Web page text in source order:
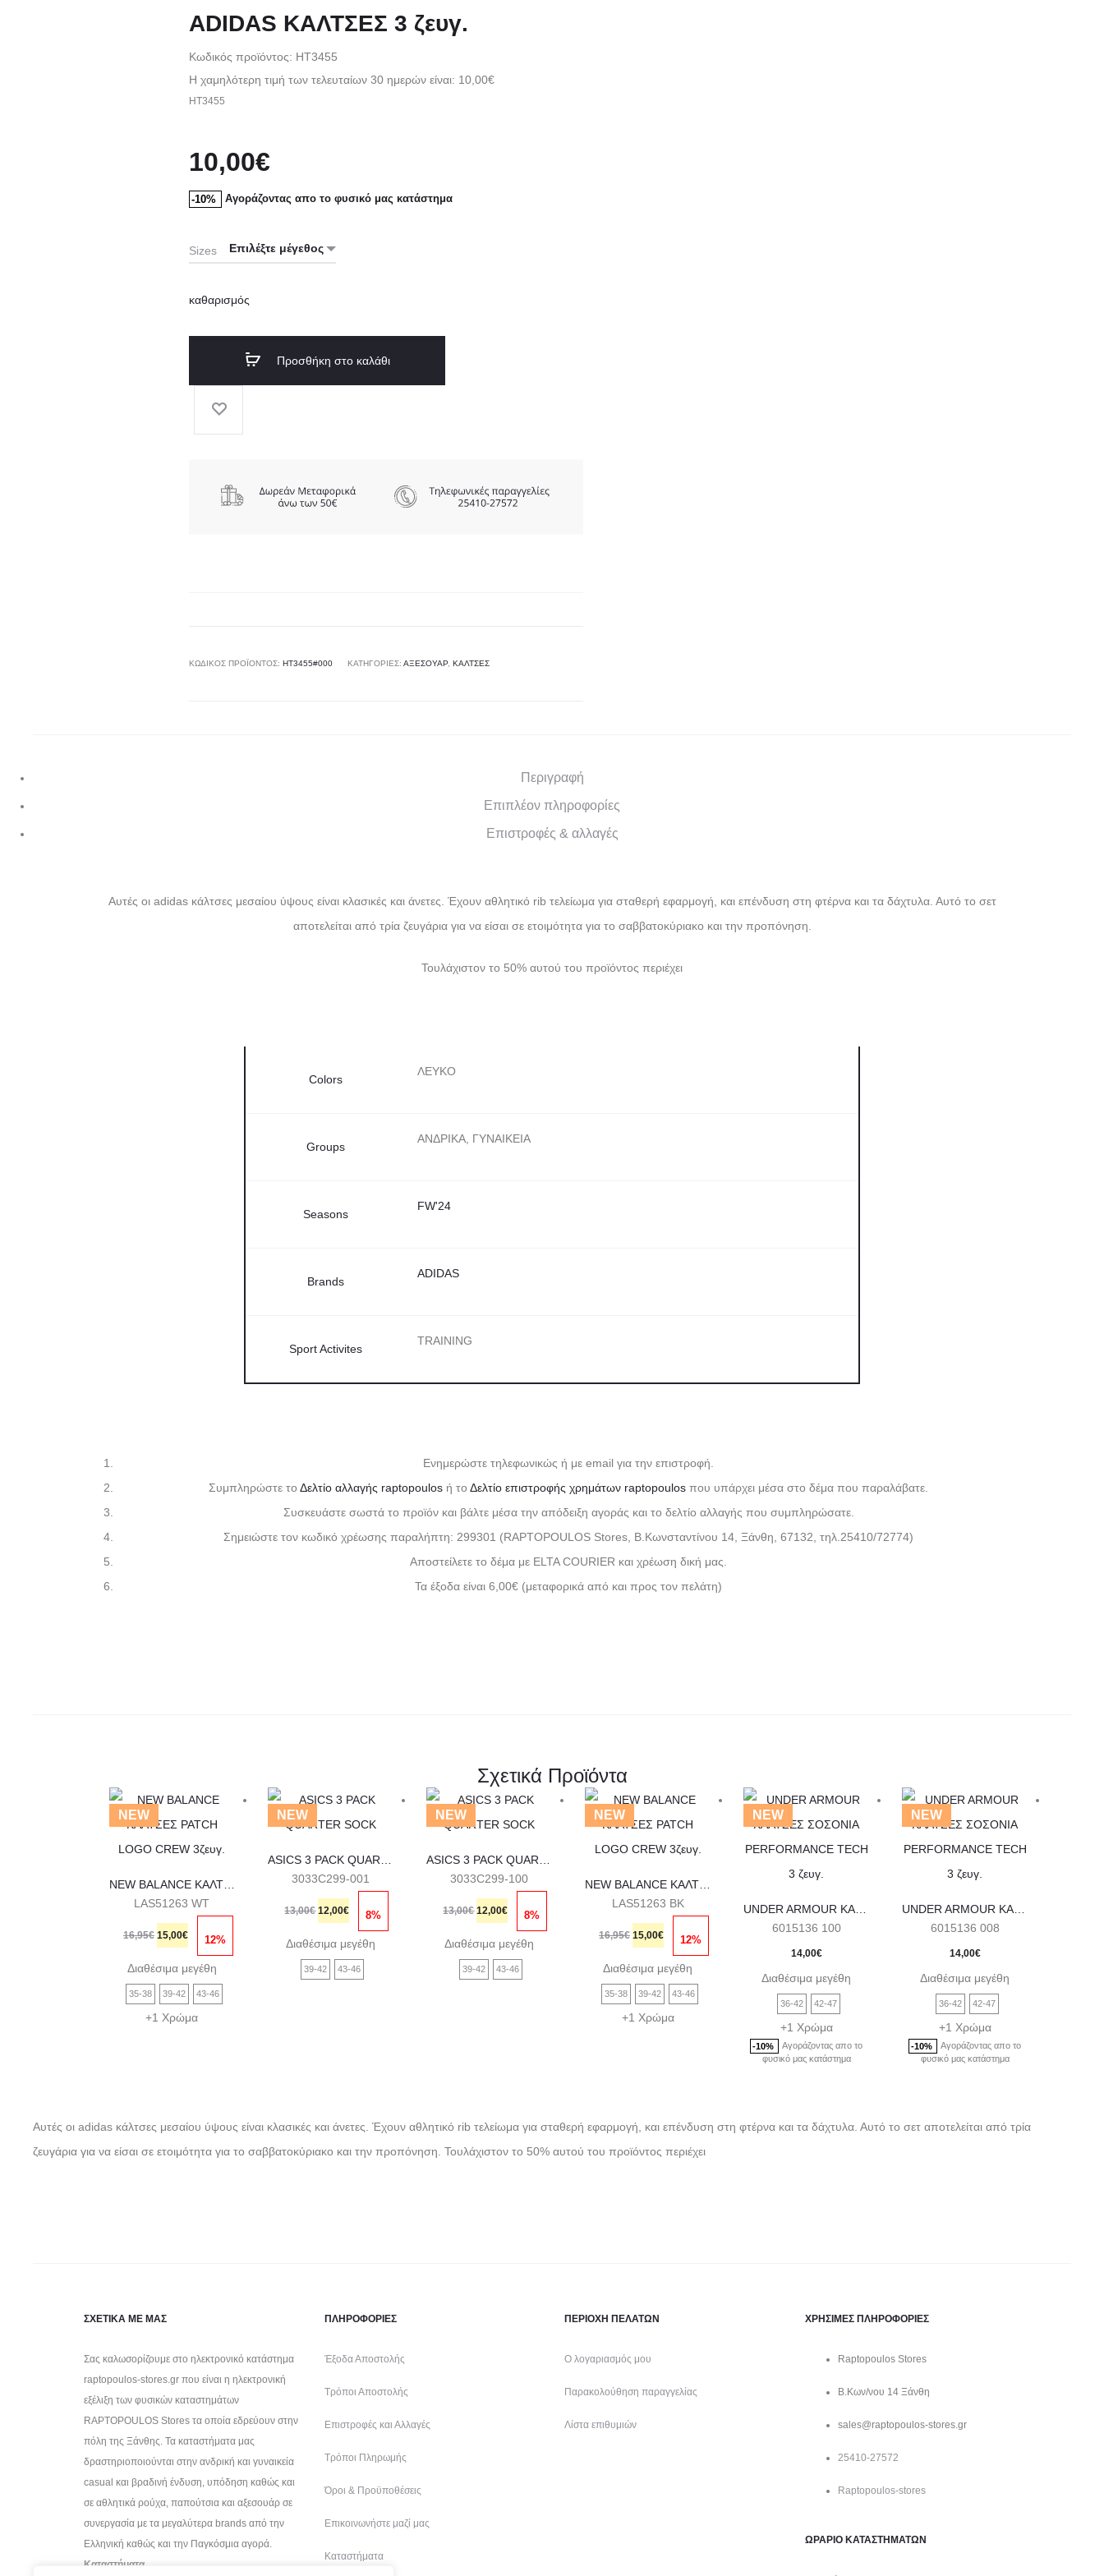
ADIDAS ΚΑΛΤΣΕΣ 3 ζευγ.
Κωδικός προϊόντος: HT3455
Η χαμηλότερη τιμή των τελευταίων 30 ημερών είναι: 10,00€
HT3455
10,00€
-10% Αγοράζοντας απο το φυσικό μας κατάστημα
Sizes
καθαρισμός
Προσθήκη στο καλάθι
ΚΩΔΙΚΌΣ ΠΡΟΪΌΝΤΟΣ: HT3455#000 ΚΑΤΗΓΟΡΊΕΣ: ΑΞΕΣΟΥΑΡ ΚΑΛΤΣΕΣ
Περιγραφή
Επιπλέον πληροφορίες
Επιστροφές & αλλαγές
Αυτές οι adidas κάλτσες μεσαίου ύψους είναι κλασικές και άνετες. Έχουν αθλητικό rib τελείωμα για σταθερή εφαρμογή, και επένδυση στη φτέρνα και τα δάχτυλα. Αυτό το σετ
αποτελείται από τρία ζευγάρια για να είσαι σε ετοιμότητα για το σαββατοκύριακο και την προπόνηση.
Τουλάχιστον το 50% αυτού του προϊόντος περιέχει
Colors
ΛΕΥΚΟ
Groups
ΑΝΔΡΙΚΑ, ΓΥΝΑΙΚΕΙΑ
Seasons
FW'24
Brands
ADIDAS
Sport Activites
TRAINING
Ενημερώστε τηλεφωνικώς ή με email για την επιστροφή.
Συμπληρώστε το Δελτίο αλλαγής raptopoulos ή το Δελτίο επιστροφής χρημάτων raptopoulos που υπάρχει μέσα στο δέμα που παραλάβατε.
Συσκευάστε σωστά το προϊόν και βάλτε μέσα την απόδειξη αγοράς και το δελτίο αλλαγής που συμπληρώσατε.
Σημειώστε τον κωδικό χρέωσης παραλήπτη: 299301 (RAPTOPOULOS Stores, Β.Κωνσταντίνου 14, Ξάνθη, 67132, τηλ.25410/72774)
Αποστείλετε το δέμα με ELTA COURIER και χρέωση δική μας.
Τα έξοδα είναι 6,00€ (μεταφορικά από και προς τον πελάτη)
Σχετικά Προϊόντα
NEW
Αυτό
το
προϊόν
έχει
πολλαπλές
παραλλαγές.
μπορούν
του
προϊόντος
NEW BALANCE ΚΑΛΤΣΕΣ PATCH LOGO CREW 3ζευγ.
LAS51263 WT
16,95€
was:
16,95€.
15,00€
τιμή
είναι:
15,00€.
12%
Διαθέσιμα μεγέθη
35-38 39-42 43-46
+1 Χρώμα
NEW
Αυτό
το
προϊόν
έχει
πολλαπλές
παραλλαγές.
επιλογές
του
προϊόντος
3033C299-001
13,00€
was:
13,00€.
12,00€
τιμή
είναι:
8%
Διαθέσιμα μεγέθη
39-42 43-46
NEW
Αυτό
το
προϊόν
έχει
πολλαπλές
παραλλαγές.
επιλογές
του
προϊόντος
3033C299-100
13,00€
was:
13,00€.
12,00€
τιμή
είναι:
8%
Διαθέσιμα μεγέθη
39-42 43-46
NEW
Αυτό
το
προϊόν
έχει
πολλαπλές
παραλλαγές.
μπορούν
του
προϊόντος
LAS51263 BK
16,95€
was:
16,95€.
15,00€
τιμή
είναι:
15,00€.
12%
Διαθέσιμα μεγέθη
35-38 39-42 43-46
+1 Χρώμα
NEW
Αυτό
το
προϊόν
έχει
πολλαπλές
παραλλαγές.
Οι
επιλογές
μπορούν
να
επιλεγούν
του
6015136 100
14,00€
Διαθέσιμα μεγέθη
36-42 42-47
+1 Χρώμα
-10%
Αγοράζοντας απο το
φυσικό μας κατάστημα
NEW
Αυτό
το
προϊόν
έχει
πολλαπλές
παραλλαγές.
Οι
επιλογές
μπορούν
να
επιλεγούν
του
6015136 008
14,00€
Διαθέσιμα μεγέθη
36-42 42-47
+1 Χρώμα
-10%
Αγοράζοντας απο το
φυσικό μας κατάστημα
Αυτές οι adidas κάλτσες μεσαίου ύψους είναι κλασικές και άνετες. Έχουν αθλητικό rib τελείωμα για σταθερή εφαρμογή, και επένδυση στη φτέρνα και τα δάχτυλα. Αυτό το σετ αποτελείται από τρία
ζευγάρια για να είσαι σε ετοιμότητα για το σαββατοκύριακο και την προπόνηση. Τουλάχιστον το 50% αυτού του προϊόντος περιέχει
ΣΧΕΤΙΚΑ ΜΕ ΜΑΣ
Σας καλωσορίζουμε στο ηλεκτρονικό κατάστημα
raptopoulos-stores.gr που είναι η ηλεκτρονική
εξέλιξη των φυσικών καταστημάτων
RAPTOPOULOS Stores τα οποία εδρεύουν στην
πόλη της Ξάνθης. Τα καταστήματα μας
δραστηριοποιούνται στην ανδρική και γυναικεία
casual και βραδινή ένδυση, υπόδηση καθώς και
σε αθλητικά ρούχα, παπούτσια και αξεσουάρ σε
συνεργασία με τα μεγαλύτερα brands από την
Ελληνική καθώς και την Παγκόσμια αγορά.
Καταστήματα
ΠΛΗΡΟΦΟΡΙΕΣ
Έξοδα Αποστολής
Τρόποι Αποστολής
Επιστροφές και Αλλαγές
Τρόποι Πληρωμής
Όροι & Προϋποθέσεις
Επικοινωνήστε μαζί μας
Καταστήματα
ΠΕΡΙΟΧΗ ΠΕΛΑΤΩΝ
Ο λογαριασμός μου
Παρακολούθηση παραγγελίας
Λίστα επιθυμιών
ΧΡΗΣΙΜΕΣ ΠΛΗΡΟΦΟΡΙΕΣ
Raptopoulos Stores
Β.Κων/νου 14 Ξάνθη
sales@raptopoulos-stores.gr
25410-27572
Raptopoulos-stores
ΩΡΑΡΙΟ ΚΑΤΑΣΤΗΜΑΤΩΝ